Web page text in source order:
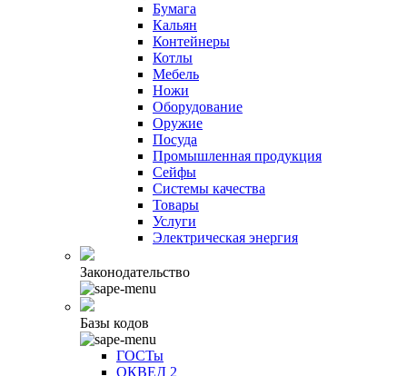
Бумага
Кальян
Контейнеры
Котлы
Мебель
Ножи
Оборудование
Оружие
Посуда
Промышленная продукция
Сейфы
Системы качества
Товары
Услуги
Электрическая энергия
Законодательство
Базы кодов
ГОСТы
ОКВЕД 2